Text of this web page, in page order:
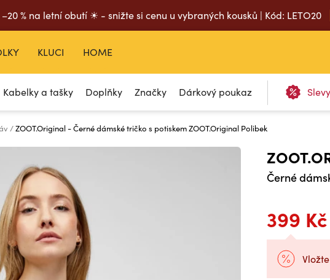
% na letní obutí ☀ - snižte si cenu u vybraných kousků | Kód: LETO20
Kabelky a tašky Doplňky Značky Dárkový poukaz Slevy
KLUCI HOME
ZOOT.Original - Černé dámské tričko s potiskem ZOOT.Original Polibek
Černé
399 Kč